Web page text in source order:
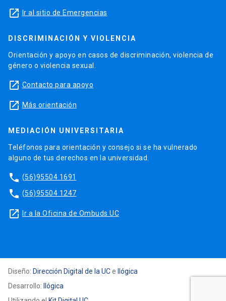
launch Ir al sitio de Emergencias
DISCRIMINACIÓN Y VIOLENCIA
Orientación y apoyo en casos de discriminación, violencia de
género o violencia sexual.
launch Contacto para apoyo
launch Más orientación
MEDIACIÓN UNIVERSITARIA
Teléfonos para orientación y consejo si se ha vulnerado
alguno de tus derechos en la universidad.
phone (56)95504 1691
phone (56)95504 1247
launch Ir a la Oficina de Ombuds UC
Diseño: Dirección Digital de la UCe
Ilógica
Desarrollo:
Ilógica